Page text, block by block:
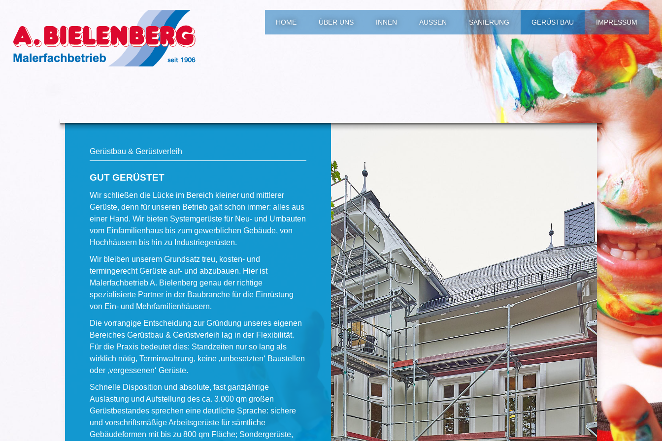
HOME ÜBER UNS INNEN AUSSEN SANIERUNG GERÜSTBAU IMPRESSUM
Gerüstbau & Gerüstverleih
GUT GERÜSTET
Wir schließen die Lücke im Bereich kleiner und mittlerer
Gerüste, denn für unseren Betrieb galt schon immer: alles aus
einer Hand. Wir bieten Systemgerüste für Neu- und Umbauten
vom Einfamilienhaus bis zum gewerblichen Gebäude, von
Hochhäusern bis hin zu Industriegerüsten.
Wir bleiben unserem Grundsatz treu, kosten- und
termingerecht Gerüste auf- und abzubauen. Hier ist
Malerfachbetrieb A. Bielenberg genau der richtige
spezialisierte Partner in der Baubranche für die Einrüstung
von Ein- und Mehrfamilienhäusern.
Die vorrangige Entscheidung zur Gründung unseres eigenen
Bereiches Gerüstbau & Gerüstverleih lag in der Flexibilität.
Für die Praxis bedeutet dies: Standzeiten nur so lang als
wirklich nötig, Terminwahrung, keine ‚unbesetzten‘ Baustellen
oder ‚vergessenen‘ Gerüste.
Schnelle Disposition und absolute, fast ganzjährige
Auslastung und Aufstellung des ca. 3.000 qm großen
Gerüstbestandes sprechen eine deutliche Sprache: sichere
und vorschriftsmäßige Arbeitsgerüste für sämtliche
Gebäudeformen mit bis zu 800 qm Fläche; Sondergerüste,